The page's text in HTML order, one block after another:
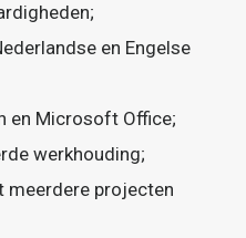
en Engelse
en Microsoft Office;
werkhouding;
meerdere projecten